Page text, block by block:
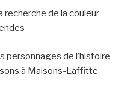
recherche de la couleur
personnages de l’histoire
à Maisons-Laffitte